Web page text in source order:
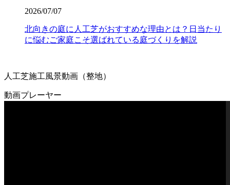
から始まります。
2026.7.16
す。その点、ワイズヴェルデの製品は15年の耐用を実証済
みです。長期間の使用に耐えうる高品質な素材選びこそ
が、結果として交換回数を減らし、最もコストパフォーマ
2026/07/07
北向きの庭に人工芝がおすすめな理由とは？日当たり
に悩むご家庭こそ選ばれている庭づくりを解説
人工芝施工風景動画（整地）
動画プレーヤー